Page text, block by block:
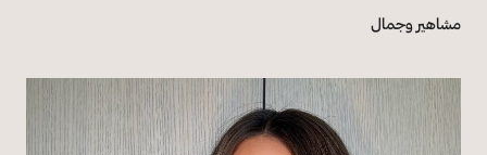
مشاهير وجمال